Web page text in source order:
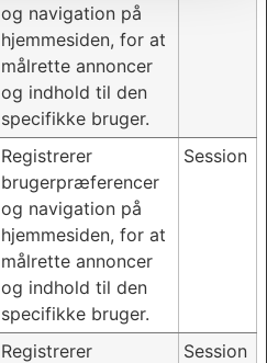
og navigation på
hjemmesiden, for at
målrette annoncer
og indhold til den
specifikke bruger.
Registrerer
brugerpræferencer
og navigation på
hjemmesiden, for at
målrette annoncer
og indhold til den
specifikke bruger.
Session
Registrerer
Session